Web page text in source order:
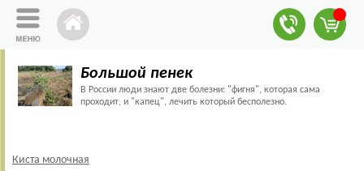
Большой пенек
В России люди знают две болезни: "фигня", которая сама
проходит, и "капец", лечить который бесполезно.
Киста молочная